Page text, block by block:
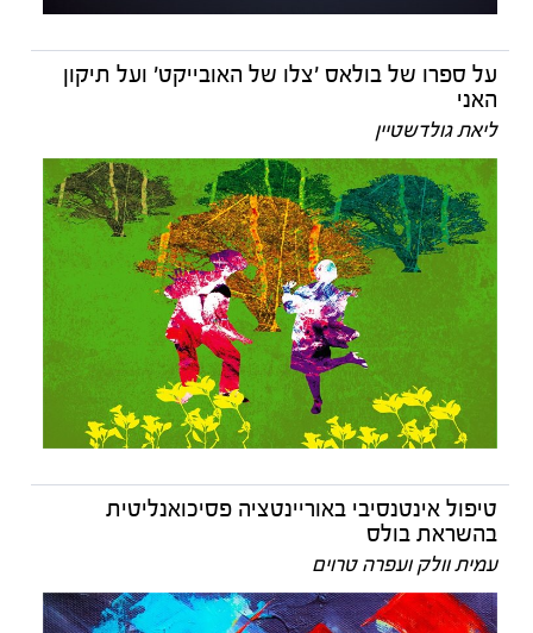
על ספרו של בולאס 'צלו של האובייקט' ועל תיקון
האני
ליאת גולדשטיין
טיפול אינטנסיבי באוריינטציה פסיכואנליטית
בהשראת בולס
עמית וולק ועפרה טרוים